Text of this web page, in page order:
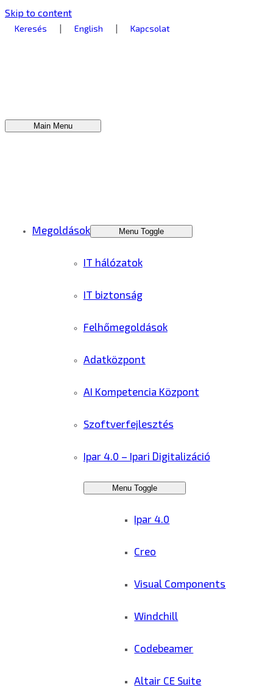
Skip to content
Keresés | English | Kapcsolat
Main Menu
Megoldások Menu Toggle
IT hálózatok
IT biztonság
Felhőmegoldások
Adatközpont
AI Kompetencia Központ
Szoftverfejlesztés
Ipar 4.0 – Ipari Digitalizáció
Menu Toggle
Ipar 4.0
Creo
Visual Components
Windchill
Codebeamer
Altair CE Suite